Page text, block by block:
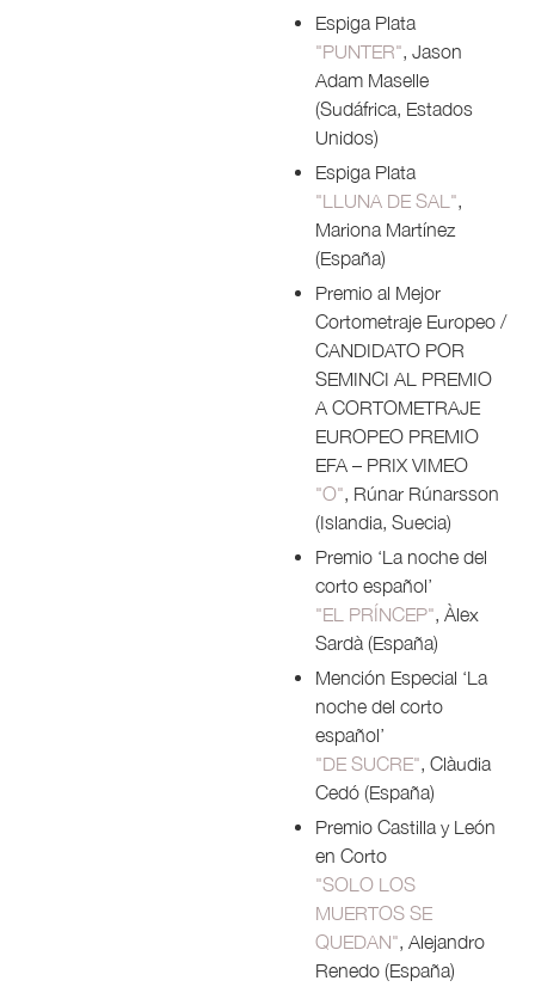
Espiga Plata
"PUNTER", Jason
Adam Maselle
(Sudáfrica, Estados
Unidos)
Espiga Plata
"LLUNA DE SAL",
Mariona Martínez
(España)
Premio al Mejor
Cortometraje Europeo /
CANDIDATO POR
SEMINCI AL PREMIO
A CORTOMETRAJE
EUROPEO PREMIO
EFA – PRIX VIMEO
"O", Rúnar Rúnarsson
(Islandia, Suecia)
Premio ‘La noche del
corto español’
"EL PRÍNCEP", Àlex
Sardà (España)
Mención Especial ‘La
noche del corto
español’
"DE SUCRE", Clàudia
Cedó (España)
Premio Castilla y León
en Corto
"SOLO LOS
MUERTOS SE
QUEDAN", Alejandro
Renedo (España)